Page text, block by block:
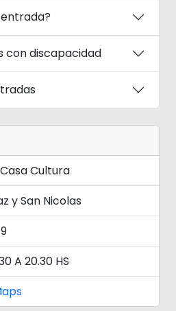
con discapacidad
Cultura
y San Nicolas
A 20.30 HS